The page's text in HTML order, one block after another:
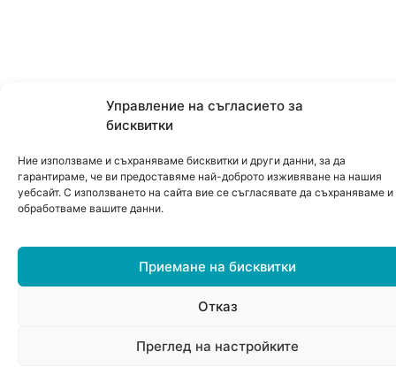
Управление на съгласието за
бисквитки
Ние използваме и съхраняваме бисквитки и други данни, за да
гарантираме, че ви предоставяме най-доброто изживяване на нашия
уебсайт. С използването на сайта вие се съгласявате да съхраняваме и
обработваме вашите данни.
Приемане на бисквитки
Отказ
Преглед на настройките